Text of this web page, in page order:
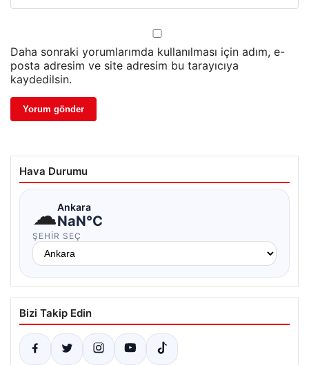
Daha sonraki yorumlarımda kullanılması için adım, e-
posta adresim ve site adresim bu tarayıcıya
kaydedilsin.
Hava Durumu
☁Ankara
NaN°C
ŞEHIR SEÇ
Bizi Takip Edin